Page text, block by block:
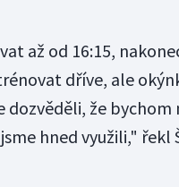
až od 16:15,
dříve, ale
dozvěděli, že
hned využili," řekl